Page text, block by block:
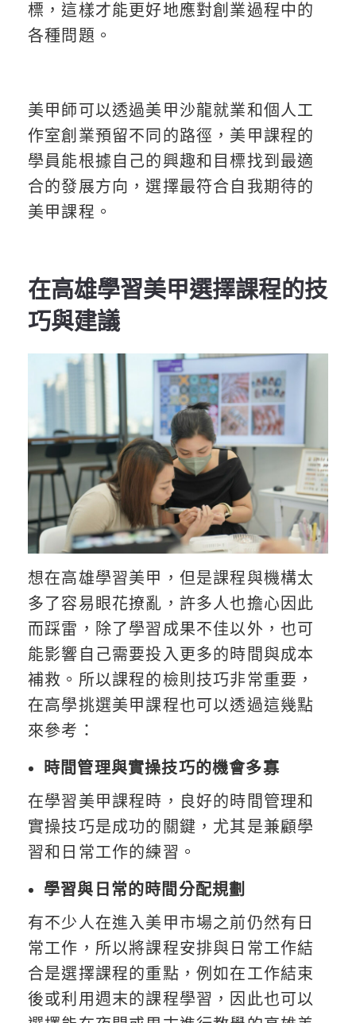
標，這樣才能更好地應對創業過程中的
各種問題。
美甲師可以透過美甲沙龍就業和個人工
作室創業預留不同的路徑，美甲課程的
學員能根據自己的興趣和目標找到最適
合的發展方向，選擇最符合自我期待的
美甲課程。
在高雄學習美甲選擇課程的技
巧與建議
想在高雄學習美甲，但是課程與機構太
多了容易眼花撩亂，許多人也擔心因此
而踩雷，除了學習成果不佳以外，也可
能影響自己需要投入更多的時間與成本
補救。所以課程的檢則技巧非常重要，
在高學挑選美甲課程也可以透過這幾點
來參考：
時間管理與實操技巧的機會多寡
在學習美甲課程時，良好的時間管理和
實操技巧是成功的關鍵，尤其是兼顧學
習和日常工作的練習。
學習與日常的時間分配規劃
有不少人在進入美甲市場之前仍然有日
常工作，所以將課程安排與日常工作結
合是選擇課程的重點，例如在工作結束
後或利用週末的課程學習，因此也可以